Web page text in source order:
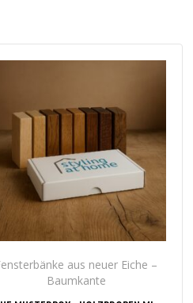
aus neuer Eiche –
Baumkante